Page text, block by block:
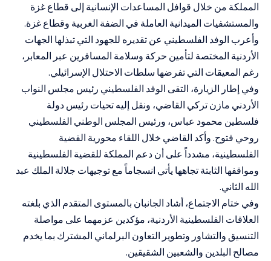
المملكة من خلال قوافل المساعدات الإنسانية إلى قطاع غزة
والمستشفيات الميدانية العاملة في الضفة الغربية وقطاع غزة.
وأعرب الوفد الفلسطيني عن تقديره للجهود التي تبذلها الجهات
الأردنية المختصة لتأمين حركة وسلامة المسافرين عبر المعابر،
رغم المعيقات التي تفرضها سلطات الاحتلال الإسرائيلي.
وفي إطار الزيارة، التقى الوفد الفلسطيني رئيس مجلس النواب
الأردني مازن تركي القاضي، ونقل إليه تحيات رئيس دولة
فلسطين محمود عباس، ورئيس المجلس الوطني الفلسطيني
روحي فتوح. وأكد القاضي خلال اللقاء محورية القضية
الفلسطينية، مشدداً على أن دعم المملكة للقضية الفلسطينية
ومواقفها الثابتة تجاهها يأتي انسجاماً مع توجيهات جلالة الملك عبد
الله الثاني.
وفي ختام الاجتماع، أشاد الجانبان بالمستوى المتقدم الذي بلغته
العلاقات الفلسطينية الأردنية، مؤكدين عزمهما على مواصلة
التنسيق والتشاور وتطوير التعاون البرلماني المشترك بما يخدم
مصالح البلدين والشعبين الشقيقين.